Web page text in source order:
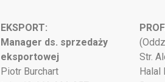
EKSPORT:
Manager ds. sprzedaży
eksportowej
Piotr Burchart
Str.
Halal